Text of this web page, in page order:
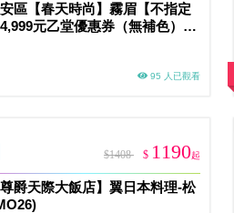
區【春天時尚】霧眉【不指定
元乙堂優惠券（無補色）
95 人已觀看
$1408 $ 1190起
爵天際大飯店】翼日本料理-松